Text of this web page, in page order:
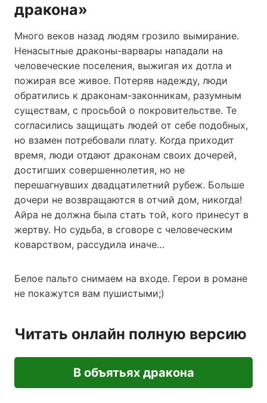
дракона»
Много веков назад людям грозило вымирание.
Ненасытные драконы-варвары нападали на
человеческие поселения, выжигая их дотла и
пожирая все живое. Потеряв надежду, люди
обратились к драконам-законникам, разумным
существам, с просьбой о покровительстве. Те
согласились защищать людей от себе подобных,
но взамен потребовали плату. Когда приходит
время, люди отдают драконам своих дочерей,
достигших совершеннолетия, но не
перешагнувших двадцатилетний рубеж. Больше
дочери не возвращаются в отчий дом, никогда!
Айра не должна была стать той, кого принесут в
жертву. Но судьба, в сговоре с человеческим
коварством, рассудила иначе…
Белое пальто снимаем на входе. Герои в романе
не покажутся вам пушистыми;)
Читать онлайн полную версию
В объятьях дракона